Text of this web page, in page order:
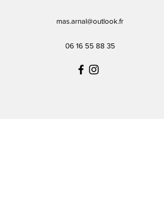
mas.arnal@outlook.fr
06 16 55 88 35